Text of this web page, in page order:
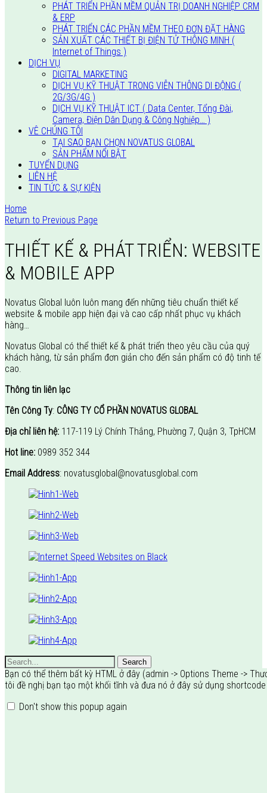
PHÁT TRIỂN PHẦN MỀM QUẢN TRỊ DOANH NGHIỆP CRM
& ERP
PHÁT TRIỂN CÁC PHẦN MỀM THEO ĐƠN ĐẶT HÀNG
SẢN XUẤT CÁC THIẾT BỊ ĐIỆN TỬ THÔNG MINH (
Internet of Things )
DỊCH VỤ
DIGITAL MARKETING
DỊCH VỤ KỸ THUẬT TRONG VIỄN THÔNG DI ĐỘNG (
2G/3G/4G )
DỊCH VỤ KỸ THUẬT ICT ( Data Center, Tổng Đài,
Camera, Điện Dân Dụng & Công Nghiệp… )
VÊ CHÚNG TÔI
TẠI SAO BẠN CHỌN NOVATUS GLOBAL
SẢN PHẨM NỔI BẬT
TUYỂN DỤNG
LIÊN HỆ
TIN TỨC & SỰ KIỆN
Home
Return to Previous Page
THIẾT KẾ & PHÁT TRIỂN: WEBSITE
& MOBILE APP
Novatus Global luôn luôn mang đến những tiêu chuẩn thiết kế
website & mobile app hiện đại và cao cấp nhất phục vụ khách
hàng…
Novatus Global có thể thiết kế & phát triển theo yêu cầu của quý
khách hàng, từ sản phẩm đơn giản cho đến sản phẩm có độ tinh tế
cao.
Thông tin liên lạc
Tên Công Ty: CÔNG TY CỔ PHẦN NOVATUS GLOBAL
Địa chỉ liên hệ: 117-119 Lý Chính Thắng, Phường 7, Quận 3, TpHCM
Hot line: 0989 352 344
Email Address: novatusglobal@novatusglobal.com
Search
Bạn có thể thêm bất kỳ HTML ở đây (admin -> Options Theme ->
tôi đề nghị bạn tạo một khối tĩnh và đưa nó ở đây sử dụng shortcode
Don't show this popup again